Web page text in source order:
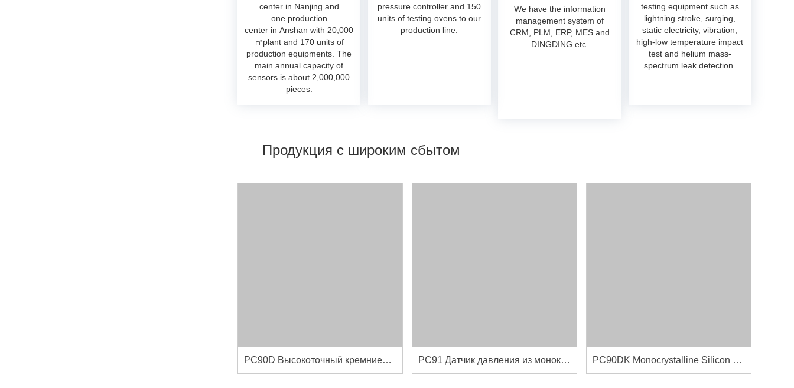
center in Nanjing and
one production
center in Anshan with 20,000
㎡plant and 170 units of
production equipments. The
main annual capacity of
sensors is about 2,000,000
pieces.
pressure controller and 150
units of testing ovens to our
production line.
We have the information
management system of
CRM, PLM, ERP, MES and
DINGDING etc.
testing equipment such as
lightning stroke, surging,
static electricity, vibration,
high-low temperature impact
test and helium mass-
spectrum leak detection.
Продукция с широким сбытом
PC90D Высокоточный кремниевый сенсор перепада давления PC91 Датчик давления из монокристаллического кремния PC90DK Monocrystalline Silicon Differential Pressure Sensor with Flange